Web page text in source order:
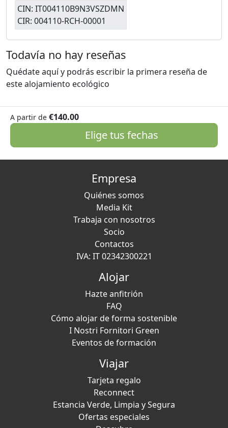
CIN: IT004110B9N3VSZDMN
CIR: 004110-RCH-00001
Todavía no hay reseñas
Quédate aquí y podrás escribir la primera reseña de
este alojamiento ecológico
A partir de €140.00
Elige tus fechas
Empresa
Quiénes somos
Media Kit
Trabaja con nosotros
Socio
Contactos
IVA: IT 02342300221
Alojar
Hazte anfitrión
FAQ
Cómo alojar de forma sostenible
I Nostri Fornitori Green
Eventos de formación
Viajar
Tarjeta regalo
Reconnect
Estancia Verde, Limpia y Segura
Ofertas especiales